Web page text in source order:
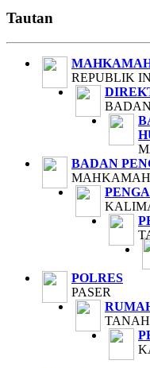
Tautan
REPUBLIK
BADAN
POLRES
PASER